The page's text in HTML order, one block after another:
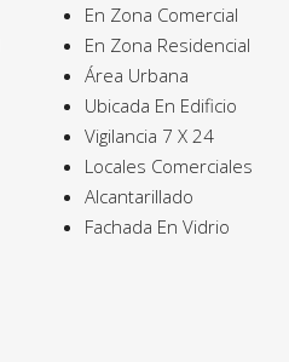
En Zona Comercial
En Zona Residencial
Área Urbana
Ubicada En Edificio
Vigilancia 7 X 24
Locales Comerciales
Alcantarillado
Fachada En Vidrio